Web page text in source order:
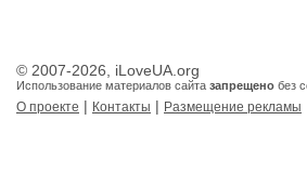
© 2007-2026, iLoveUA.org
Использование материалов сайта запрещено без
О проекте | Контакты | Размещение рекламы